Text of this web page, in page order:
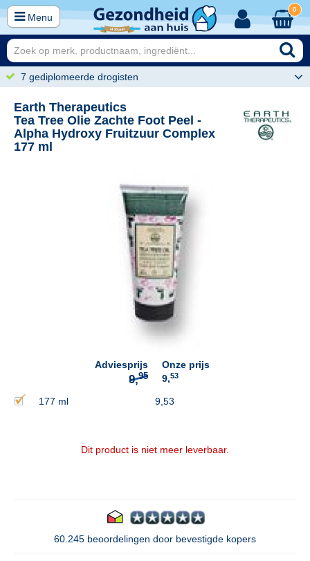
Menu
0
7 gediplomeerde drogisten
Earth Therapeutics
Tea Tree Olie Zachte Foot Peel -
Alpha Hydroxy Fruitzuur Complex
177 ml
Adviesprijs
Onze prijs
9,53
177 ml 9,53
Dit product is niet meer leverbaar.
60.245 beoordelingen door bevestigde kopers